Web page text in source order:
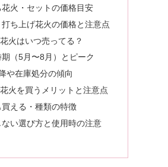
火・セットの価格目安
ち上げ花火の価格と注意点
火はいつ売ってる？
（5月〜8月）とピーク
や在庫処分の傾向
花火を買うメリットと注意点
える・種類の特徴
ない選び方と使用時の注意